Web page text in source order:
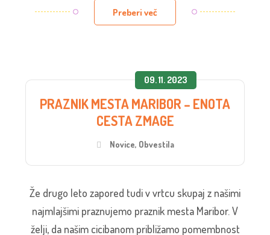
Preberi več
09. 11. 2023
PRAZNIK MESTA MARIBOR – ENOTA
CESTA ZMAGE
Novice, Obvestila
Že drugo leto zapored tudi v vrtcu skupaj z našimi
najmlajšimi praznujemo praznik mesta Maribor. V
želji, da našim cicibanom približamo pomembnost